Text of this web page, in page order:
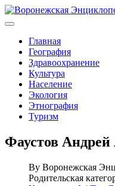
Главная
География
Здравоохранение
Культура
Население
Экология
Этнография
Туризм
Фаустов Андрей
By Воронежская
Родительская